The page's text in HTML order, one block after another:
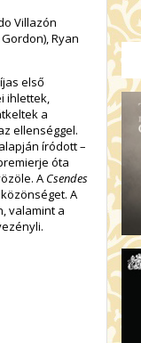
Villazón
Ryan
első
ihlettek,
a
ellenséggel.
íródott –
óta
A Csendes
A
valamint a